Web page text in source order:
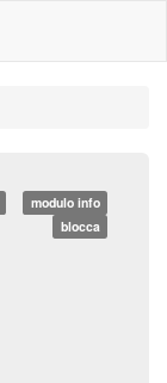
modulo info
blocca